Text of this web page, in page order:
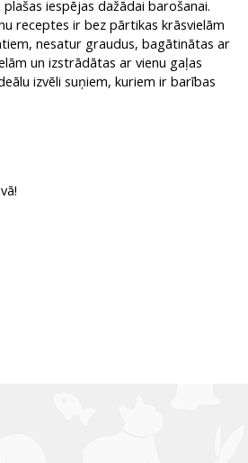
iespējas dažādai barošanai.
receptes ir bez pārtikas krāsvielām
nesatur graudus, bagātinātas ar
un izstrādātas ar vienu gaļas
izvēli suņiem, kuriem ir barības